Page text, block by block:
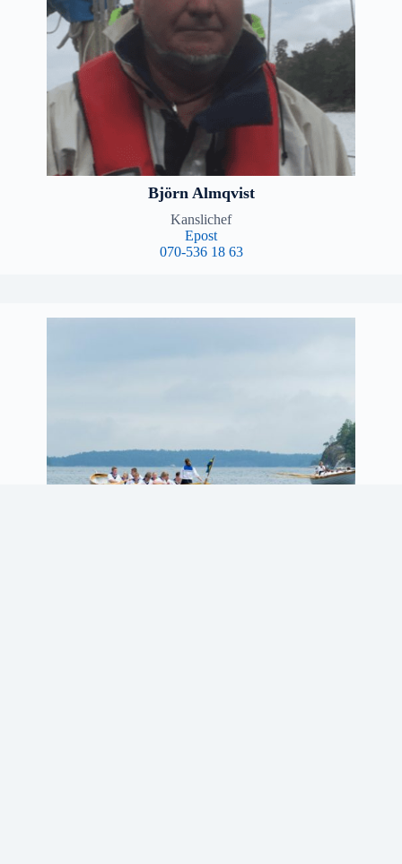
Björn Almqvist
Kanslichef
Epost
070-536 18 63